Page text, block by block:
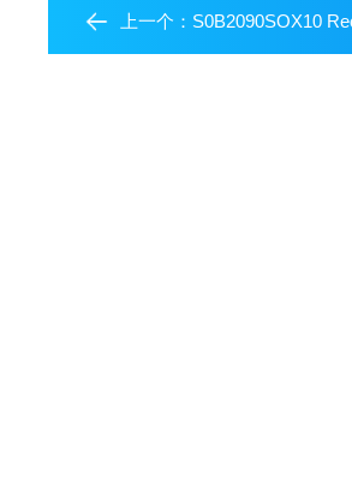
上一个： S0B2090SOX10